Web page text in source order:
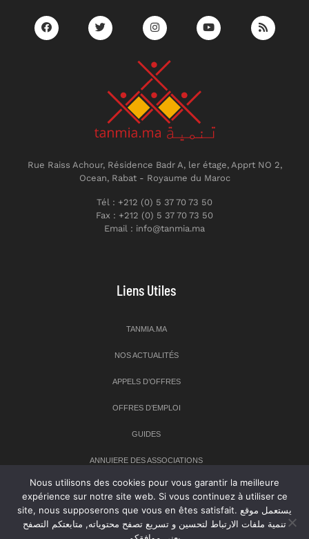
Rue Raiss Achour, Résidence Badr A, ler étage, Apprt NO 2,
Ocean, Rabat - Royaume du Maroc
Tél : +212 (0) 5 37 70 73 50
Fax : +212 (0) 5 37 70 73 50
Email : info@tanmia.ma
Liens Utiles
TANMIA.MA
NOS ACTUALITÉS
APPELS D’OFFRES
OFFRES D’EMPLOI
GUIDES
ANNUIERE DES ASSOCIATIONS
Newsletter
Inscrivez-vous à notre newsletter pour recevoir les dernières
Nous utilisons des cookies pour vous garantir la meilleure
expérience sur notre site web. Si vous continuez à utiliser ce
site, nous supposerons que vous en êtes satisfait. يستعمل موقع
تنمية ملفات الارتباط لتحسين و تسريع تصفح محتوياته, متابعتكم التصفح